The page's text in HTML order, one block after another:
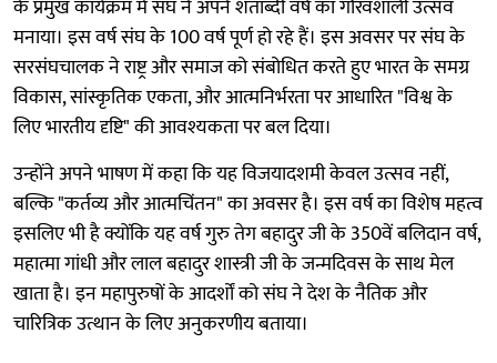
के प्रमुख कार्यक्रम में संघ ने अपने शताब्दी वर्ष का गौरवशाली उत्सव
मनाया। इस वर्ष संघ के 100 वर्ष पूर्ण हो रहे हैं। इस अवसर पर संघ के
सरसंघचालक ने राष्ट्र और समाज को संबोधित करते हुए भारत के समग्र
विकास, सांस्कृतिक एकता, और आत्मनिर्भरता पर आधारित "विश्व के
लिए भारतीय दृष्टि" की आवश्यकता पर बल दिया।
उन्होंने अपने भाषण में कहा कि यह विजयादशमी केवल उत्सव नहीं,
बल्कि "कर्तव्य और आत्मचिंतन" का अवसर है। इस वर्ष का विशेष महत्व
इसलिए भी है क्योंकि यह वर्ष गुरु तेग बहादुर जी के 350वें बलिदान वर्ष,
महात्मा गांधी और लाल बहादुर शास्त्री जी के जन्मदिवस के साथ मेल
खाता है। इन महापुरुषों के आदर्शों को संघ ने देश के नैतिक और
चारित्रिक उत्थान के लिए अनुकरणीय बताया।